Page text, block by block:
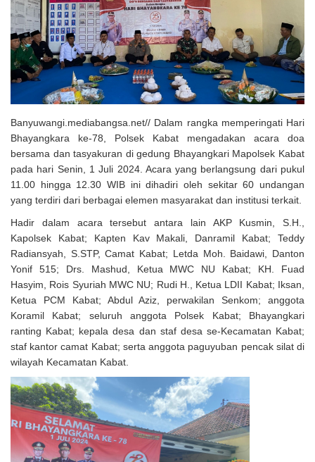
Uji Coba Program NADI JKN
Banyuwangi.mediabangsa.net// Dalam rangka memperingati Hari
Bhayangkara ke-78, Polsek Kabat mengadakan acara doa
bersama dan tasyakuran di gedung Bhayangkari Mapolsek Kabat
pada hari Senin, 1 Juli 2024. Acara yang berlangsung dari pukul
11.00 hingga 12.30 WIB ini dihadiri oleh sekitar 60 undangan
yang terdiri dari berbagai elemen masyarakat dan institusi terkait.
Hadir dalam acara tersebut antara lain AKP Kusmin, S.H.,
Kapolsek Kabat; Kapten Kav Makali, Danramil Kabat; Teddy
Radiansyah, S.STP, Camat Kabat; Letda Moh. Baidawi, Danton
Yonif 515; Drs. Mashud, Ketua MWC NU Kabat; KH. Fuad
Hasyim, Rois Syuriah MWC NU; Rudi H., Ketua LDII Kabat; Iksan,
Ketua PCM Kabat; Abdul Aziz, perwakilan Senkom; anggota
Koramil Kabat; seluruh anggota Polsek Kabat; Bhayangkari
ranting Kabat; kepala desa dan staf desa se-Kecamatan Kabat;
staf kantor camat Kabat; serta anggota paguyuban pencak silat di
wilayah Kecamatan Kabat.